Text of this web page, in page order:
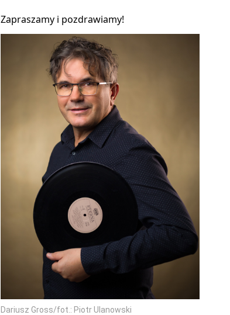
Zapraszamy i pozdrawiamy!
Dariusz Gross/fot.: Piotr Ulanowski